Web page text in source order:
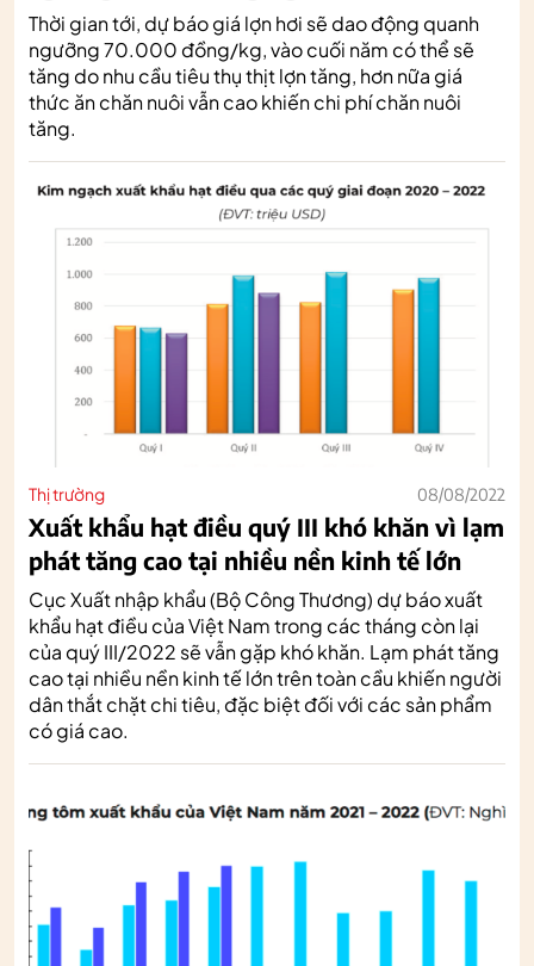
Thời gian tới, dự báo giá lợn hơi sẽ dao động quanh
ngưỡng 70.000 đồng/kg, vào cuối năm có thể sẽ
tăng do nhu cầu tiêu thụ thịt lợn tăng, hơn nữa giá
thức ăn chăn nuôi vẫn cao khiến chi phí chăn nuôi
tăng.
Thị trường 08/08/2022
Xuất khẩu hạt điều quý III khó khăn vì lạm
phát tăng cao tại nhiều nền kinh tế lớn
Cục Xuất nhập khẩu (Bộ Công Thương) dự báo xuất
khẩu hạt điều của Việt Nam trong các tháng còn lại
của quý III/2022 sẽ vẫn gặp khó khăn. Lạm phát tăng
cao tại nhiều nền kinh tế lớn trên toàn cầu khiến người
dân thắt chặt chi tiêu, đặc biệt đối với các sản phẩm
có giá cao.